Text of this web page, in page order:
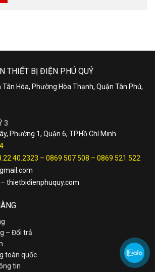
THIẾT BỊ ĐIỆN PHÚ QUÝ
Hóa, Phường Hòa Thạnh, Quận Tân Phú,
3
Phường 1, Quận 6, TP.Hồ Chí Minh
– 0869 507 508 – 0869 521 522
– thietbidienphuquy.com
– Đổi trả
toàn quốc
tin